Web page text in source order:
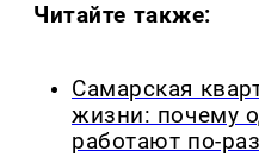
Читайте также:
Самарская
жизни: почему
работают по-